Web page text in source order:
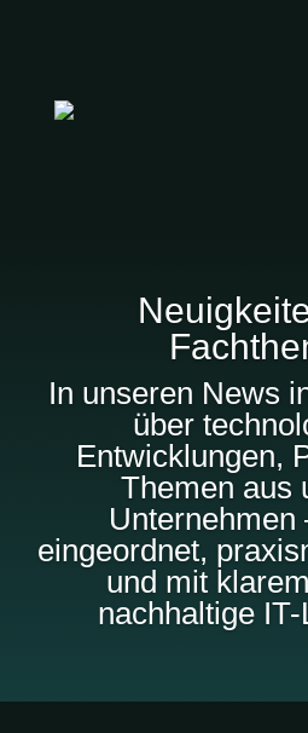
In unseren News
über
Entwicklungen,
Themen aus
Unternehmen
eingeordnet,
und mit
nachhaltige